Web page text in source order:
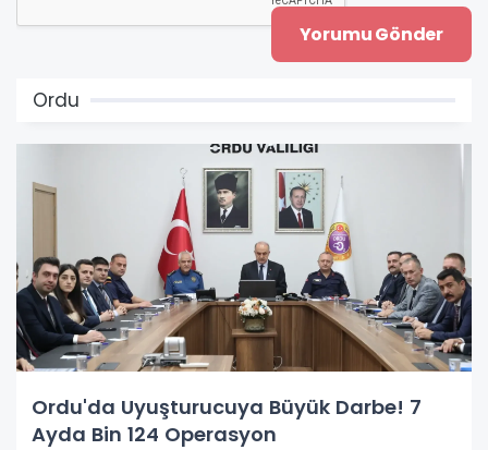
Ordu
Ordu'da Uyuşturucuya Büyük Darbe! 7
Ayda Bin 124 Operasyon